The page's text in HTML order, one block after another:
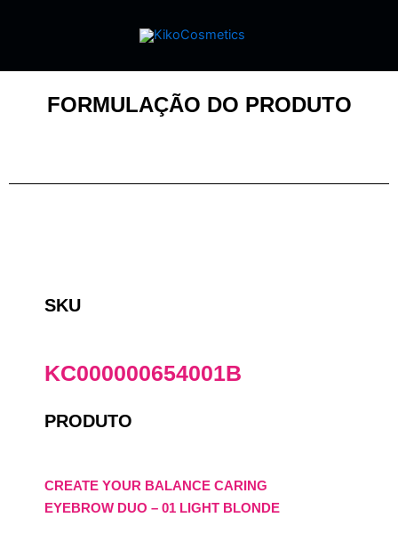
FORMULAÇÃO DO PRODUTO
SKU
KC000000654001B
PRODUTO
CREATE YOUR BALANCE CARING
EYEBROW DUO – 01 LIGHT BLONDE